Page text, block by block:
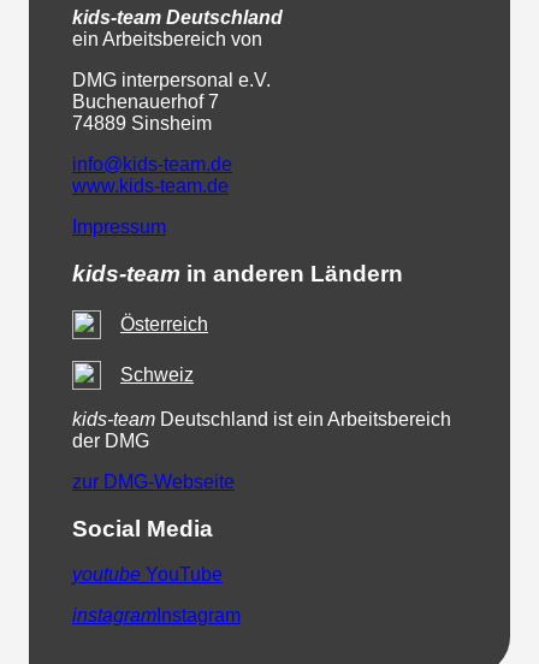
kids-team Deutschland
ein Arbeitsbereich von
DMG interpersonal e.V.
Buchenauerhof 7
74889 Sinsheim
info@kids-team.de
www.kids-team.de
Impressum
kids-team in anderen Ländern
Österreich
Schweiz
kids-team Deutschland ist ein Arbeitsbereich
der DMG
zur DMG-Webseite
Social Media
youtube YouTube
instagram Instagram